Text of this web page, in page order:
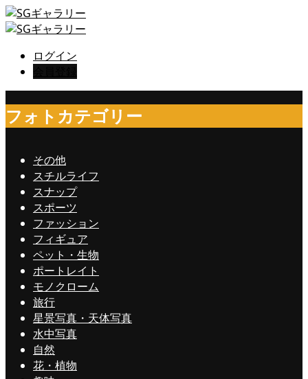
ログイン
フォトカテゴリー
その他
スチルライフ
スナップ
スポーツ
ファッション
フィギュア
ペット・生物
ポートレイト
モノクローム
旅行
星景写真・天体写真
水中写真
自然
花・植物